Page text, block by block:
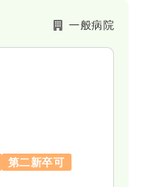
一時募集休止
一般病院
第二新卒可